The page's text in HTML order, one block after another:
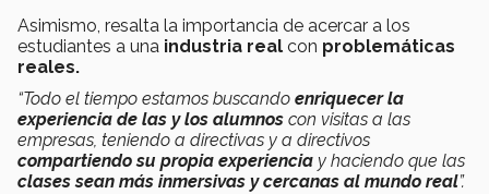
Asimismo, resalta la importancia de acercar a los
estudiantes a una industria real con problemáticas
reales.
“Todo el tiempo estamos buscando enriquecer la
experiencia de las y los alumnos con visitas a las
empresas, teniendo a directivas y a directivos
compartiendo su propia experiencia y haciendo que las
clases sean más inmersivas y cercanas al mundo real”.